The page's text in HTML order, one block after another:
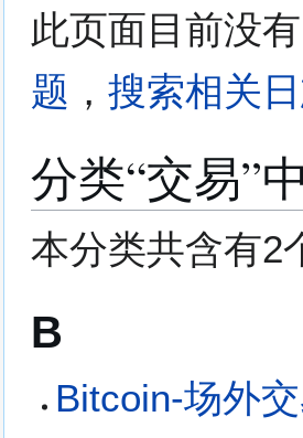
跳
转
导
航
跳
转
搜
索
此页面目前没
题 ， 搜索相关
分类“交易”
本分类共含有2
B
Bitcoin-场外